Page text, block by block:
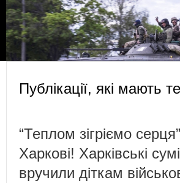
Публікації, які мають
“Теплом зігріємо
Харкові! Харківські
вручили діткам